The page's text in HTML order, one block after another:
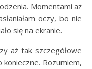
Momentami aż
oczy, bo nie
się na ekranie.
aż tak szczegółowe
Rozumiem,